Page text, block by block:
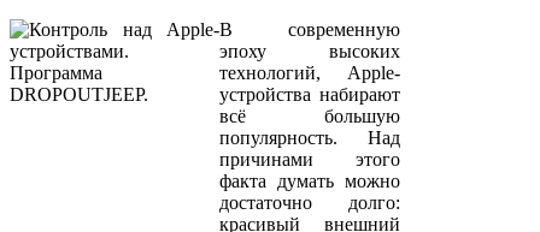
В современную
эпоху высоких
технологий, Apple-
устройства набирают
всё большую
популярность. Над
причинами этого
факта думать можно
достаточно долго:
красивый внешний